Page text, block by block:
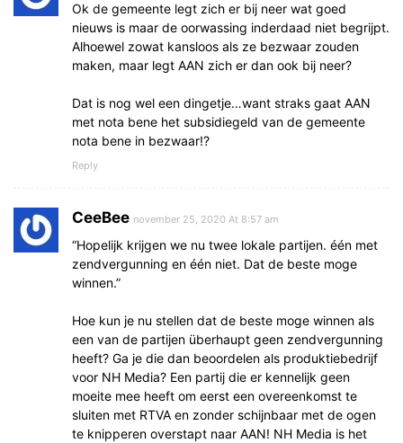
Ok de gemeente legt zich er bij neer wat goed
nieuws is maar de oorwassing inderdaad niet begrijpt.
Alhoewel zowat kansloos als ze bezwaar zouden
maken, maar legt AAN zich er dan ook bij neer?
Dat is nog wel een dingetje…want straks gaat AAN
met nota bene het subsidiegeld van de gemeente
nota bene in bezwaar!?
Reply
CeeBee november 25, 2020 At 8:57 am
“Hopelijk krijgen we nu twee lokale partijen. één met
zendvergunning en één niet. Dat de beste moge
winnen.”
Hoe kun je nu stellen dat de beste moge winnen als
een van de partijen überhaupt geen zendvergunning
heeft? Ga je die dan beoordelen als produktiebedrijf
voor NH Media? Een partij die er kennelijk geen
moeite mee heeft om eerst een overeenkomst te
sluiten met RTVA en zonder schijnbaar met de ogen
te knipperen overstapt naar AAN! NH Media is het